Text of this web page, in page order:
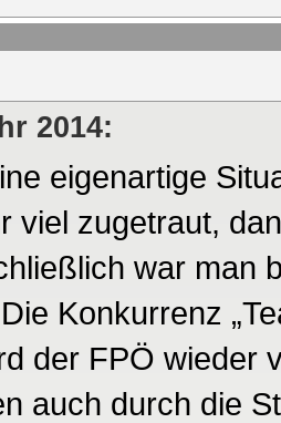
2014:
eigenartige
viel zugetraut,
war man
Konkurrenz
der FPÖ wieder
auch durch die